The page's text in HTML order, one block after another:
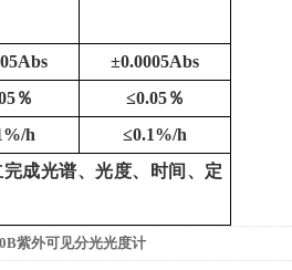
±0.0005Abs
％ ≤0.05％
h ≤0.1%/h
成光谱、光度、时间、定
紫外可见分光光度计